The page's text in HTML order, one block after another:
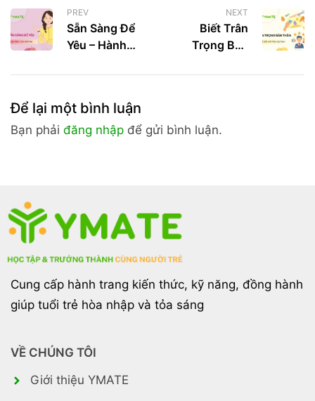
PREV
Sẵn Sàng Để
Yêu – Hành
Tim
NEXT
Biết Trân
Trọng Bản
Mới Trân Quý
Để lại một bình luận
Bạn phải đăng nhập để gửi bình luận.
Cung cấp hành trang kiến thức, kỹ năng, đồng hành
giúp tuổi trẻ hòa nhập và tỏa sáng
VỀ CHÚNG TÔI
Giới thiệu YMATE